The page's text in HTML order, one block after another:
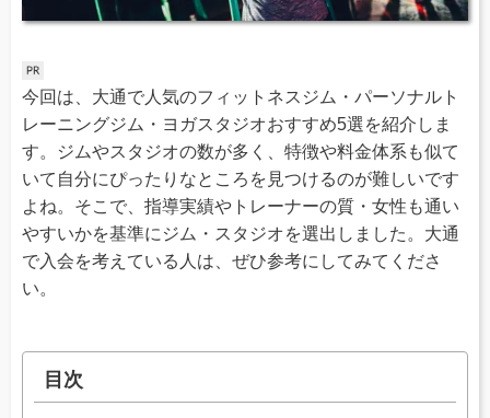
今回は、大通で人気のフィットネスジム・パーソナルト
レーニングジム・ヨガスタジオおすすめ5選を紹介しま
す。ジムやスタジオの数が多く、特徴や料金体系も似て
いて自分にぴったりなところを見つけるのが難しいです
よね。そこで、指導実績やトレーナーの質・女性も通い
やすいかを基準にジム・スタジオを選出しました。大通
で入会を考えている人は、ぜひ参考にしてみてくださ
い。
目次